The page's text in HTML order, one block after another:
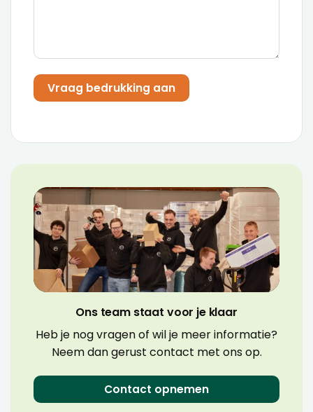
Ons team staat voor je klaar
Heb je nog vragen of wil je meer informatie?
Neem dan gerust contact met ons op.
Contact opnemen